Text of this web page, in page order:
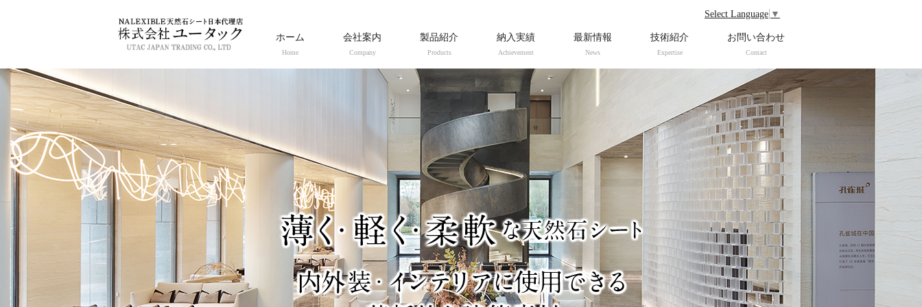
Select Language ▼
ホーム
Home
会社案内
Company
製品紹介
Products
納入実績
Achievement
最新情報
News
技術紹介
Expertise
お問い合わせ
Contact